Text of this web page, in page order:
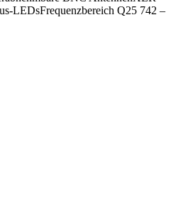
LEDsFrequenzbereich Q25 742 –